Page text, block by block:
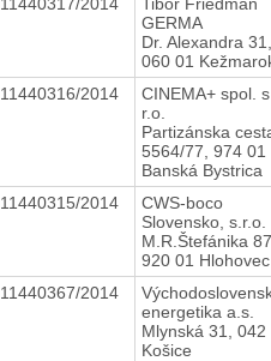
GERMA
Dr. Alexandra 31,
060 01
11440316/2014
CINEMA+ spol. s
r.o.
Partizánska
5564/77, 974 01
Banská Bystrica
11440315/2014
CWS-boco
Slovensko, s.r.o.
M.R.Štefánika
920 01 Hlohovec
11440367/2014
energetika a.s.
Mlynská 31, 042
Košice